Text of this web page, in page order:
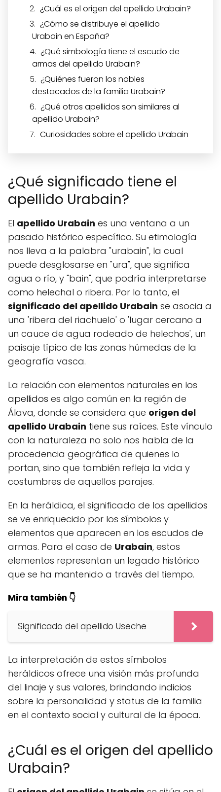
¿Cuál es el origen del apellido Urabain?
¿Cómo se distribuye el apellido
Urabain en España?
¿Qué simbología tiene el escudo de
armas del apellido Urabain?
¿Quiénes fueron los nobles
destacados de la familia Urabain?
¿Qué otros apellidos son similares al
apellido Urabain?
Curiosidades sobre el apellido Urabain
¿Qué significado tiene el
apellido Urabain?
El apellido Urabain es una ventana a un
pasado histórico específico. Su etimología
nos lleva a la palabra "urabain", la cual
puede desglosarse en "ura", que significa
agua o río, y "bain", que podría interpretarse
como helechal o ribera. Por lo tanto, el
significado del apellido Urabain se asocia a
una 'ribera del riachuelo' o 'lugar cercano a
un cauce de agua rodeado de helechos', un
paisaje típico de las zonas húmedas de la
geografía vasca.
La relación con elementos naturales en los
apellidos es algo común en la región de
Álava, donde se considera que origen del
apellido Urabain tiene sus raíces. Este vínculo
con la naturaleza no solo nos habla de la
procedencia geográfica de quienes lo
portan, sino que también refleja la vida y
costumbres de aquellos parajes.
En la heráldica, el significado de los apellidos
se ve enriquecido por los símbolos y
elementos que aparecen en los escudos de
armas. Para el caso de Urabain, estos
elementos representan un legado histórico
que se ha mantenido a través del tiempo.
Mira también 👇
Significado del apellido Useche
La interpretación de estos símbolos
heráldicos ofrece una visión más profunda
del linaje y sus valores, brindando indicios
sobre la personalidad y status de la familia
en el contexto social y cultural de la época.
¿Cuál es el origen del apellido
Urabain?